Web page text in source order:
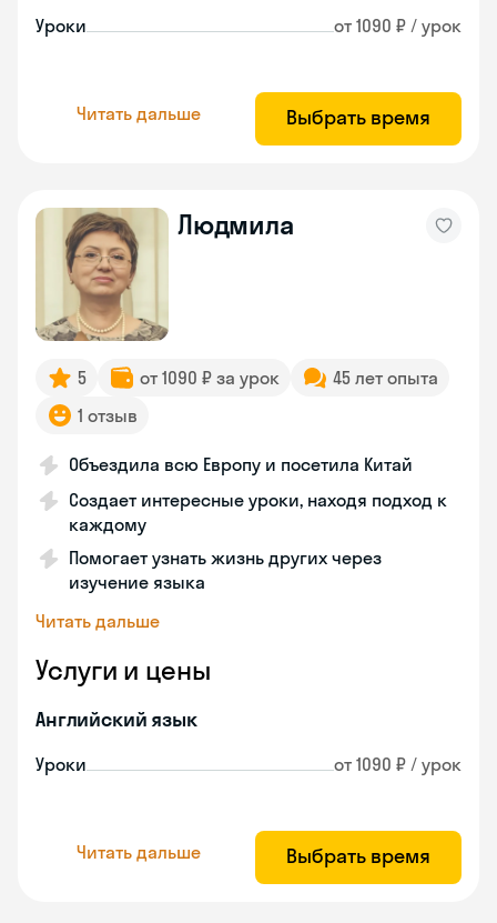
Уроки от 1090 ₽ / урок
Читать дальше Выбрать время
Людмила
5 от 1090 ₽ за урок
45 лет опыта
1 отзыв
Объездила всю Европу и посетила Китай
Создает интересные уроки, находя подход к
каждому
Помогает узнать жизнь других через
изучение языка
Читать дальше
Услуги и цены
Английский язык
Уроки от 1090 ₽ / урок
Читать дальше Выбрать время